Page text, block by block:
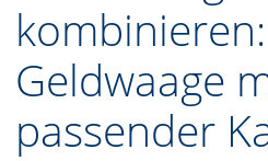
kombinieren:
Geldwaage
passender